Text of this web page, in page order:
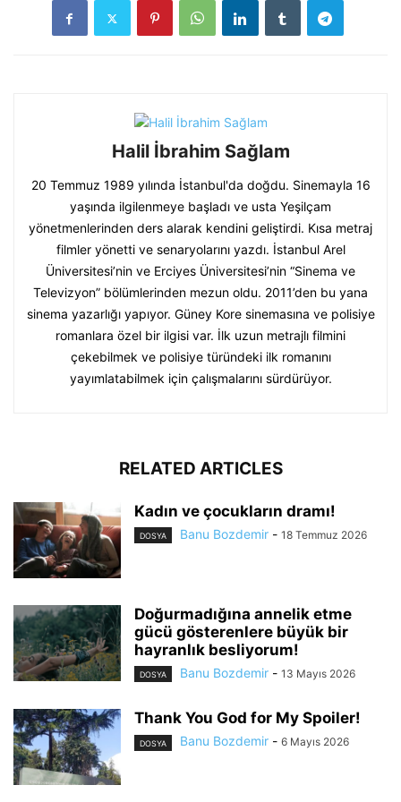
Halil İbrahim Sağlam
20 Temmuz 1989 yılında İstanbul'da doğdu. Sinemayla 16
yaşında ilgilenmeye başladı ve usta Yeşilçam
yönetmenlerinden ders alarak kendini geliştirdi. Kısa metraj
filmler yönetti ve senaryolarını yazdı. İstanbul Arel
Üniversitesi’nin ve Erciyes Üniversitesi’nin “Sinema ve
Televizyon” bölümlerinden mezun oldu. 2011’den bu yana
sinema yazarlığı yapıyor. Güney Kore sinemasına ve polisiye
romanlara özel bir ilgisi var. İlk uzun metrajlı filmini
çekebilmek ve polisiye türündeki ilk romanını
yayımlatabilmek için çalışmalarını sürdürüyor.
RELATED ARTICLES
Kadın ve çocukların dramı!
DOSYA Banu Bozdemir - 18 Temmuz 2026
Doğurmadığına annelik etme
gücü gösterenlere büyük bir
hayranlık besliyorum!
DOSYA Banu Bozdemir - 13 Mayıs 2026
Thank You God for My Spoiler!
DOSYA Banu Bozdemir - 6 Mayıs 2026